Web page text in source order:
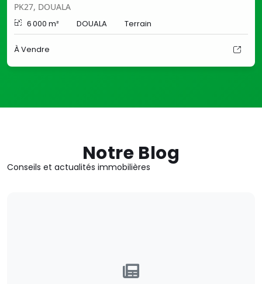
PK27, DOUALA
6 000 m²
DOUALA Terrain
À Vendre
Notre Blog
Conseils et actualités immobilières